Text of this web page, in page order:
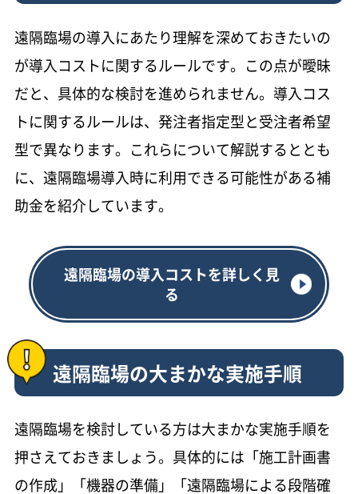
遠隔臨場の導入にあたり理解を深めておきたいの
が導入コストに関するルールです。この点が曖昧
だと、具体的な検討を進められません。導入コス
トに関するルールは、発注者指定型と受注者希望
型で異なります。これらについて解説するととも
に、遠隔臨場導入時に利用できる可能性がある補
助金を紹介しています。
遠隔臨場の導入コストを詳しく見
る
遠隔臨場の大まかな実施手順
遠隔臨場を検討している方は大まかな実施手順を
押さえておきましょう。具体的には「施工計画書
の作成」「機器の準備」「遠隔臨場による段階確